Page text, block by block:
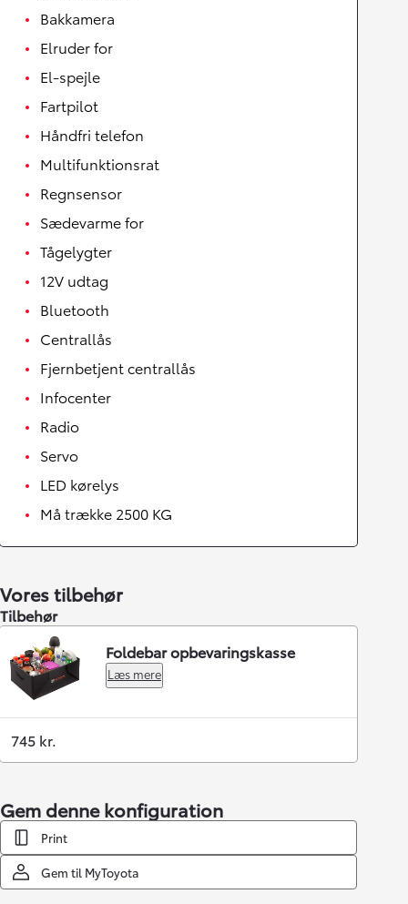
Bakkamera
Elruder for
El-spejle
Fartpilot
Håndfri telefon
Multifunktionsrat
Regnsensor
Sædevarme for
Tågelygter
12V udtag
Bluetooth
Centrallås
Fjernbetjent centrallås
Infocenter
Radio
Servo
LED kørelys
Må trække 2500 KG
Vores tilbehør
Tilbehør
Foldebar opbevaringskasse
Læs mere
745 kr.
Gem denne konfiguration
Print
Gem til MyToyota